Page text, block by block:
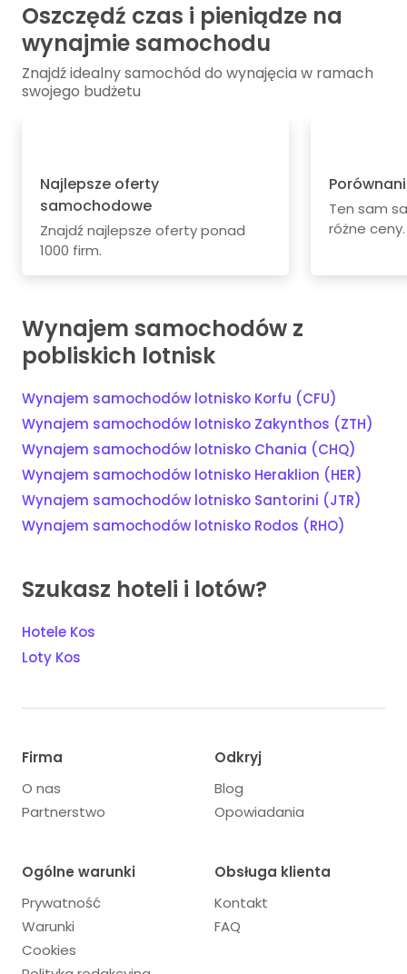
Oszczędź czas i pieniądze na
wynajmie samochodu
Znajdź idealny samochód do wynajęcia w ramach
swojego budżetu
Najlepsze oferty
samochodowe
Znajdź najlepsze oferty ponad
1000 firm.
Ten sam
różne ceny.
Wynajem samochodów z
pobliskich lotnisk
Wynajem samochodów lotnisko Korfu (CFU)
Wynajem samochodów lotnisko Zakynthos (ZTH)
Wynajem samochodów lotnisko Chania (CHQ)
Wynajem samochodów lotnisko Heraklion (HER)
Wynajem samochodów lotnisko Santorini (JTR)
Wynajem samochodów lotnisko Rodos (RHO)
Szukasz hoteli i lotów?
Hotele Kos
Loty Kos
Firma
O nas
Partnerstwo
Odkryj
Blog
Opowiadania
Ogólne warunki
Prywatność
Warunki
Cookies
Obsługa klienta
Kontakt
FAQ